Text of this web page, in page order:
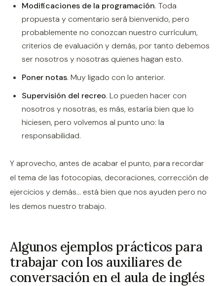
Modificaciones de la programación. Toda
propuesta y comentario será bienvenido, pero
probablemente no conozcan nuestro currículum,
criterios de evaluación y demás, por tanto debemos
ser nosotros y nosotras quienes hagan esto.
Poner notas. Muy ligado con lo anterior.
Supervisión del recreo. Lo pueden hacer con
nosotros y nosotras, es más, estaría bien que lo
hiciesen, pero volvemos al punto uno: la
responsabilidad.
Y aprovecho, antes de acabar el punto, para recordar
el tema de las fotocopias, decoraciones, corrección de
ejercicios y demás... está bien que nos ayuden pero no
les demos nuestro trabajo.
Algunos ejemplos prácticos para
trabajar con los auxiliares de
conversación en el aula de inglés